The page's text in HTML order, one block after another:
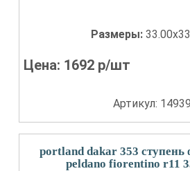
Размеры:
Цена: 1692 р/шт
Артикул:
portland dakar 353 ступень
peldano fiorentino r11